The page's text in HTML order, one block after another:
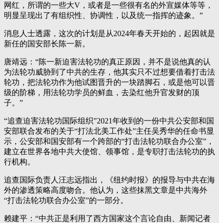
网红，所谓的一些大V，或者是一些很有名的外宣媒体等等，
明显呈现出了有组织性、协调性，以及统一指挥的迹象。”
消息人士透露，这次的计划是从2024年春天开始的，起因就是
新任的国安部长陈一新。
唐靖远：“陈一新迫害法轮功的真正原因，并不是说他真的认
为法轮功威胁到了中共的生存，他其实只不过想要借着打击法
轮功，把法轮功作为他试图晋升的一块踏脚石，或是他可以晋
级的阶梯，用法轮功学员的鲜血，去染红他升官发财的顶
子。”
“追查迫害法轮功国际组织”2021年收到的一份中共公安部和国
安部联合发布的关于“打法北美工作处”主任吴秀华的任命书显
示，公安部和国安部有一个跨部的“打击法轮功联合办公室”，
建立在世界各地中共大使馆、领事馆，是专职打击法轮功的执
行机构。
追查国际负责人汪志远指出，《纽约时报》的报导与中共在海
外的渗透策略高度吻合。他认为，这些抹黑文章是中共海外
“打击法轮功联合办公室”的一部分。
赖建平：“中共正是利用了西方国家这个言论自由、新闻记者